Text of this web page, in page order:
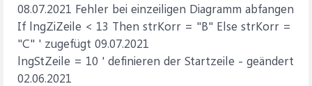
08.07.2021 Fehler bei einzeiligen Diagramm abfangen
If lngZiZeile < 13 Then strKorr = "B" Else strKorr =
"C" ' zugefügt 09.07.2021
lngStZeile = 10 ' definieren der Startzeile - geändert
02.06.2021